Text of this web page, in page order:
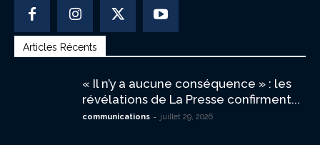
Articles Récents
« Il n’y a aucune conséquence » : les
révélations de La Presse confirment...
communications - juillet 29, 2026